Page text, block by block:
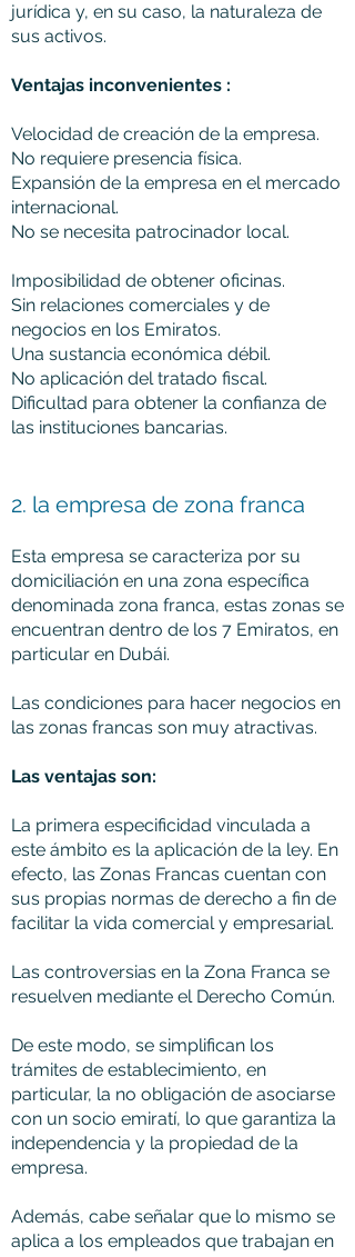
jurídica y, en su caso, la naturaleza de
sus activos.
Ventajas inconvenientes :
Velocidad de creación de la empresa.
No requiere presencia física.
Expansión de la empresa en el mercado
internacional.
No se necesita patrocinador local.
Imposibilidad de obtener oficinas.
Sin relaciones comerciales y de
negocios en los Emiratos.
Una sustancia económica débil.
No aplicación del tratado fiscal.
Dificultad para obtener la confianza de
las instituciones bancarias.
2. la empresa de zona franca
Esta empresa se caracteriza por su
domiciliación en una zona específica
denominada zona franca, estas zonas se
encuentran dentro de los 7 Emiratos, en
particular en Dubái.
Las condiciones para hacer negocios en
las zonas francas son muy atractivas.
Las ventajas son:
La primera especificidad vinculada a
este ámbito es la aplicación de la ley. En
efecto, las Zonas Francas cuentan con
sus propias normas de derecho a fin de
facilitar la vida comercial y empresarial.
Las controversias en la Zona Franca se
resuelven mediante el Derecho Común.
De este modo, se simplifican los
trámites de establecimiento, en
particular, la no obligación de asociarse
con un socio emiratí, lo que garantiza la
independencia y la propiedad de la
empresa.
Además, cabe señalar que lo mismo se
aplica a los empleados que trabajan en